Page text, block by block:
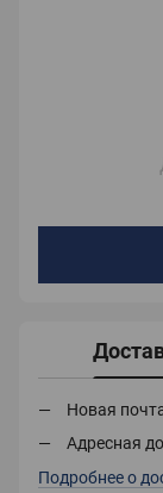
Новая
Адресная
Подробнее о